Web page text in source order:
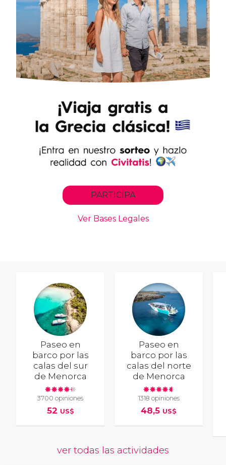
Paseo en
barco por las
calas del sur
de Menorca
3700 opiniones
52 US$
Paseo en
barco por las
calas del norte
de Menorca
1318 opiniones
48,5 US$
ver todas las actividades